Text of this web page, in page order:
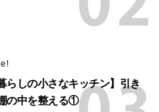
らしの小さなキッチン】引き
の中を整える①